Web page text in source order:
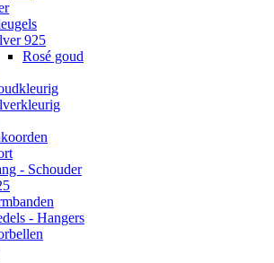
925
Rosé goud
- Schouder
- Hangers